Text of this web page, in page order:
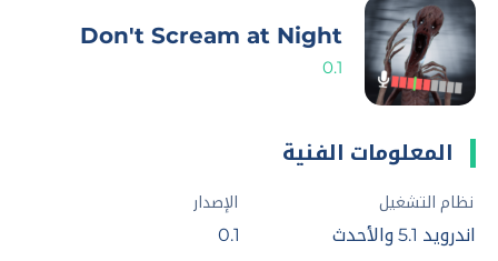
Don't Scream at Night
0.1
المعلومات الفنية
نظام التشغيل
اندرويد 5.1 والأحدث
الإصدار
0.1